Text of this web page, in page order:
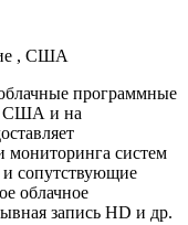
, США
программные
США и на
мониторинга систем
сопутствующие
облачное
запись HD и др.